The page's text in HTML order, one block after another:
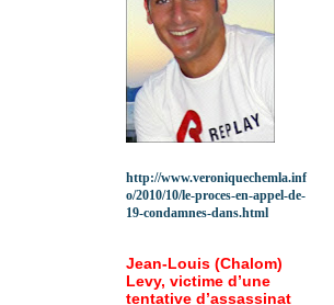
http://www.veroniquechemla.inf
o/2010/10/le-proces-en-appel-de-
19-condamnes-dans.html
Jean-Louis (Chalom)
Levy, victime d’une
tentative d’assassinat